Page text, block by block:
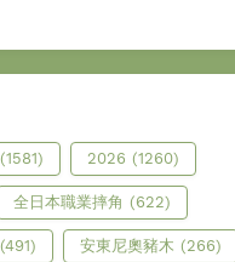
(1581) 2026 (1260)
全日本職業摔角 (622)
(491) 安東尼奧豬木 (266)